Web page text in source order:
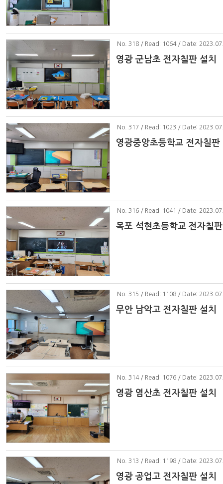
No . 318 / Read: 1064 / Date:
영광 군남초 전자칠판 설치
No . 317 / Read: 1023 / Date:
영광중앙초등학교 전자칠판
No . 316 / Read: 1041 / Date:
목포 석현초등학교 전자칠
No . 315 / Read: 1108 / Date:
무안 남악고 전자칠판 설치
No . 314 / Read: 1076 / Date:
영광 염산초 전자칠판 설치
No . 313 / Read: 1198 / Date:
영광 공업고 전자칠판 설치